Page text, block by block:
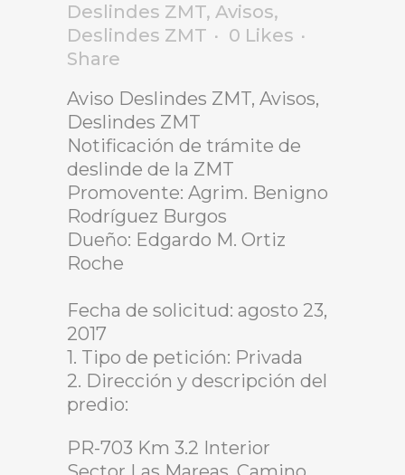
Deslindes ZMT, Avisos,
Deslindes ZMT
0 Likes
Share
Aviso Deslindes ZMT, Avisos,
Deslindes ZMT
Notificación de trámite de
deslinde de la ZMT
Promovente: Agrim. Benigno
Rodríguez Burgos
Dueño: Edgardo M. Ortiz
Roche
Fecha de solicitud: agosto 23,
2017
1. Tipo de petición: Privada
2. Dirección y descripción del
predio:
PR-703 Km 3.2 Interior